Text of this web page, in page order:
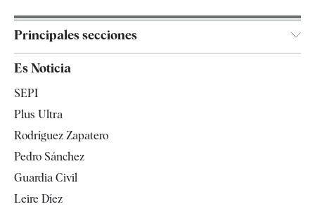
Principales secciones
España
Televisión
Es Noticia
SEPI
Plus Ultra
Rodríguez Zapatero
Pedro Sánchez
Guardia Civil
Leire Díez